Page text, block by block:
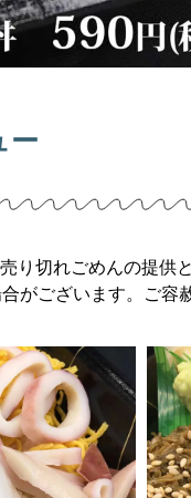
ー
り切れごめんの提供
がございます。ご容